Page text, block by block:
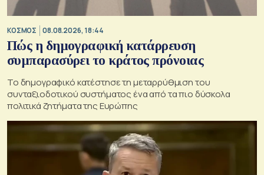
ΚΟΣΜΟΣ 08.08.2026, 18:44
Πώς η δημογραφική κατάρρευση
συμπαρασύρει το κράτος πρόνοιας
Το δημογραφικό κατέστησε τη μεταρρύθμιση του
συνταξιοδοτικού συστήματος ένα από τα πιο δύσκολα
πολιτικά ζητήματα της Ευρώπης